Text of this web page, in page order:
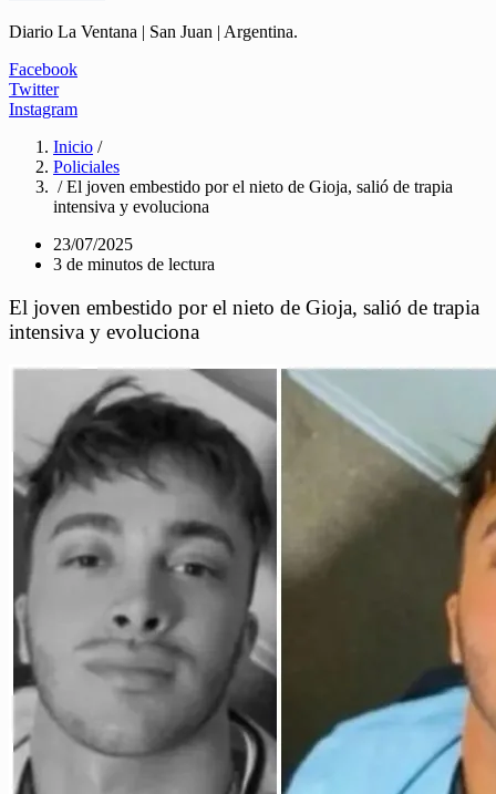
Diario La Ventana | San Juan | Argentina.
Facebook
Twitter
Instagram
Inicio /
Policiales
/ El joven embestido por el nieto de Gioja, salió de trapia
intensiva y evoluciona
23/07/2025
3 de minutos de lectura
El joven embestido por el nieto de Gioja, salió de trapia
intensiva y evoluciona